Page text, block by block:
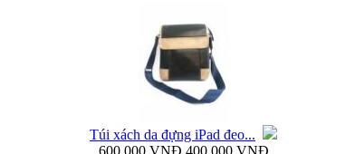
Bao da Samsung Galaxy Note 3 N9000 mở ngang...
Túi xách da đựng iPad đeo...